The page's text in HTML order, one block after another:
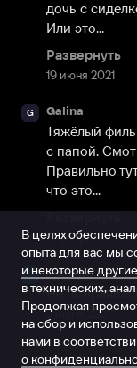
19 июня 2021
дочь с
Или это...
Развернуть
G Galina
17 февраля 2024
Тяжёлый
с папой.
Правильно
что это...
А Аккаунт
2 июня 2021
Не
В целях
опыта для вас мы
и некоторые
в технических,
Продолжая
на сбор и
нами в
о